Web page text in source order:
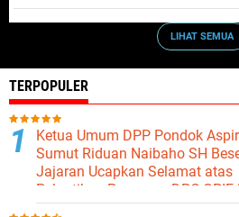
LIHAT SEMUA
TERPOPULER
Ketua Umum DPP Pondok
Sumut Riduan Naibaho SH
Jajaran Ucapkan Selamat atas
Pelantikan Pengurus DPC GPIE
Binjai